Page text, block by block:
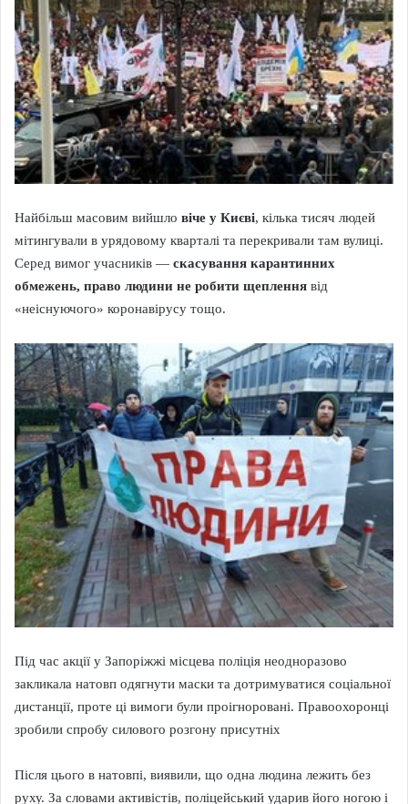
Найбільш масовим вийшло віче у Києві, кілька тисяч людей
мітингували в урядовому кварталі та перекривали там вулиці.
Серед вимог учасників — скасування карантинних
обмежень, право людини не робити щеплення від
«неіснуючого» коронавірусу тощо.
Під час акції у Запоріжжі місцева поліція неодноразово
закликала натовп одягнути маски та дотримуватися соціальної
дистанції, проте ці вимоги були проігноровані. Правоохоронці
зробили спробу силового розгону присутніх
Після цього в натовпі, виявили, що одна людина лежить без
руху. За словами активістів, поліцейський ударив його ногою і